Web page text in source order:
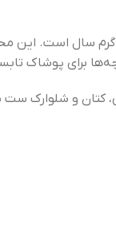
سال است. این
برای پوشاک
کتان و شلوارک